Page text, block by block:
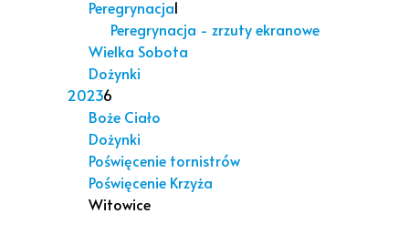
Peregrynacja1
Peregrynacja - zrzuty ekranowe
Wielka Sobota
Dożynki
20236
Boże Ciało
Dożynki
Poświęcenie tornistrów
Poświęcenie Krzyża
Witowice